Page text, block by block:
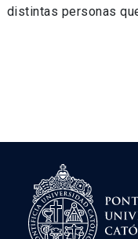
distintas personas